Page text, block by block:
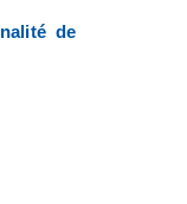
de